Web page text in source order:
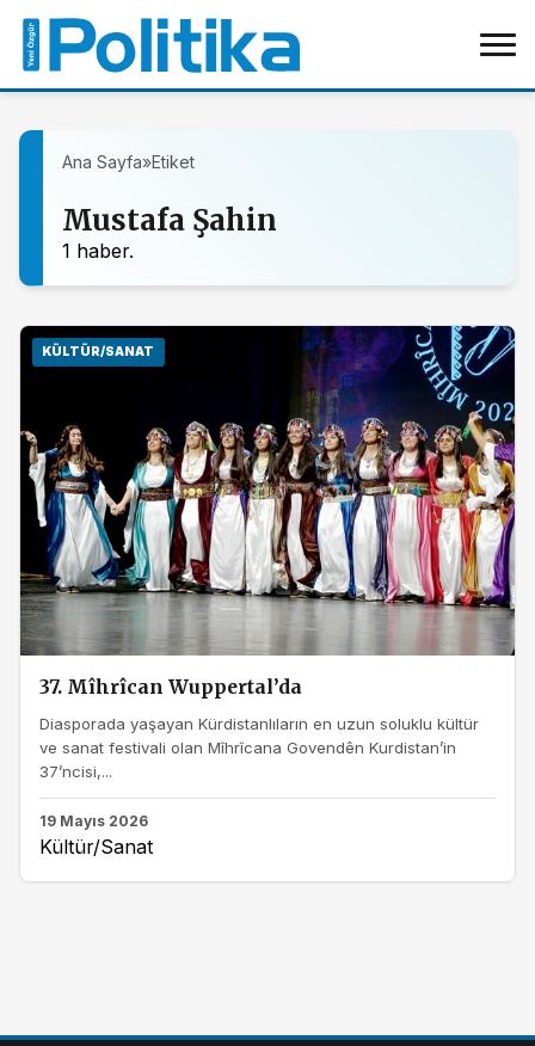
Ana Sayfa»Etiket
Mustafa Şahin
1 haber.
KÜLTÜR/SANAT
37. Mîhrîcan Wuppertal’da
Diasporada yaşayan Kürdistanlıların en uzun soluklu kültür
ve sanat festivali olan Mîhrîcana Govendên Kurdistan’in
37’ncisi,...
19 Mayıs 2026
Kültür/Sanat